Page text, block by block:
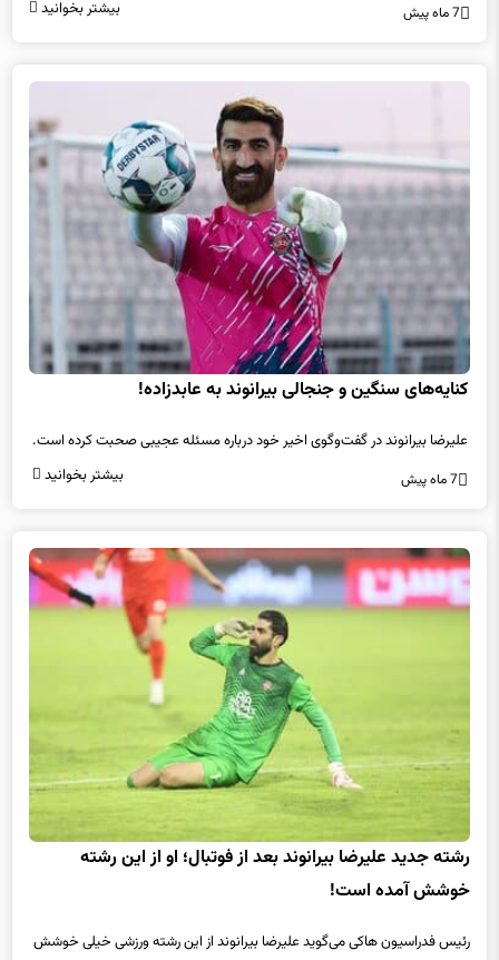
7 ماه پیش بیشتر بخوانید
کنایه‌های سنگین و جنجالی بیرانوند به عابدزاده!
علیرضا بیرانوند در گفت‌وگوی اخیر خود درباره مسئله عجیبی صحبت کرده است.
7 ماه پیش بیشتر بخوانید
رشته جدید علیرضا بیرانوند بعد از فوتبال؛ او از این رشته
خوشش آمده است!
رئیس فدراسیون هاکی می‌گوید علیرضا بیرانوند از این رشته ورزشی خیلی خوشش